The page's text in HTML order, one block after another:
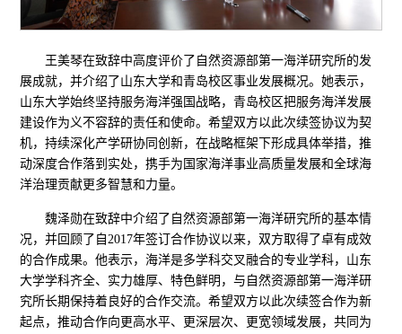
王美琴在致辞中高度评价了自然资源部第一海洋研究所的发
展成就，并介绍了山东大学和青岛校区事业发展概况。她表示，
山东大学始终坚持服务海洋强国战略，青岛校区把服务海洋发展
建设作为义不容辞的责任和使命。希望双方以此次续签协议为契
机，持续深化产学研协同创新，在战略框架下形成具体举措，推
动深度合作落到实处，携手为国家海洋事业高质量发展和全球海
洋治理贡献更多智慧和力量。
魏泽勋在致辞中介绍了自然资源部第一海洋研究所的基本情
况，并回顾了自2017年签订合作协议以来，双方取得了卓有成效
的合作成果。他表示，海洋是多学科交叉融合的专业学科，山东
大学学科齐全、实力雄厚、特色鲜明，与自然资源部第一海洋研
究所长期保持着良好的合作交流。希望双方以此次续签合作为新
起点，推动合作向更高水平、更深层次、更宽领域发展，共同为